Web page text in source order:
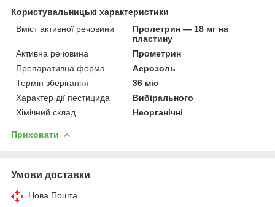
Користувальницькі характеристики
Вміст активної речовини
Пролетрин — 18 мг на
пластину
Активна речовина
Прометрин
Препаративна форма
Аерозоль
Термін зберігання
36 міс
Характер дії пестицида
Вибірального
Хімічний склад
Неорганічні
Приховати
Умови доставки
Нова Пошта